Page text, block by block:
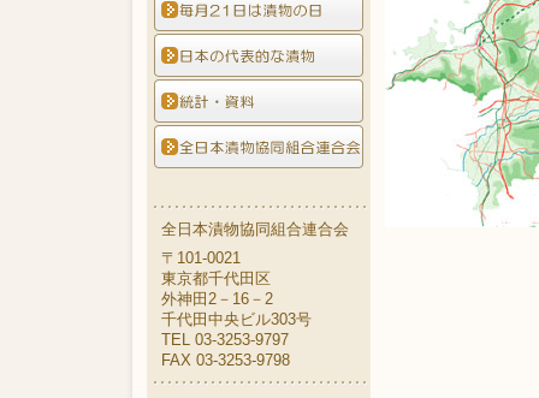
全日本漬物協同組合連合会
〒101-0021
東京都千代田区
外神田2－16－2
千代田中央ビル303号
TEL 03-3253-9797
FAX 03-3253-9798